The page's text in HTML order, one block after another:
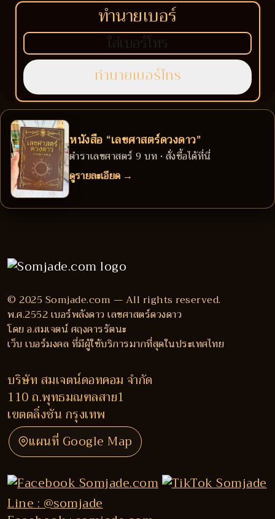
ทำนายเบอร์
หนังสือ “เลขศาสตร์ดวงดาว”
ตำราเลขศาสตร์ 9 บท • สั่งซื้อได้ที่นี่
ดูรายละเอียด →
© 2025 Somjade.com — All rights reserved.
พ.ศ.2552 เบอร์พลังดาว เลขศาสตร์ดวงดาว
โดย อ.สมเจตน์ ศฤงคารรัตนะ
เว็บ เบอร์มงคล ที่มีผู้ใช้บริการมากที่สุดในประเทศไทย
บริษัท สมเจตน์ดอทคอม จำกัด
110 ถ.พุทธมณฑลสาย1
เขตตลิ่งชัน กรุงเทพ
แผนที่ Google Map
Line : @somjade